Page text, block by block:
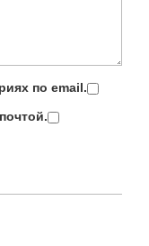
по email.